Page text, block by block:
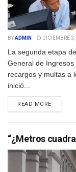
BYADMIN DICIEMBRE
La segunda etapa
General de
recargos y multas a
inició...
READ MOREDETAILS
“¿Metros